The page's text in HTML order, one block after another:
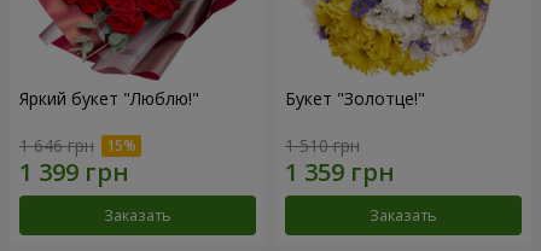
Яркий букет "Люблю!"
1 646 грн
Заказать
Букет "Золотце!"
1 510 грн
Заказать